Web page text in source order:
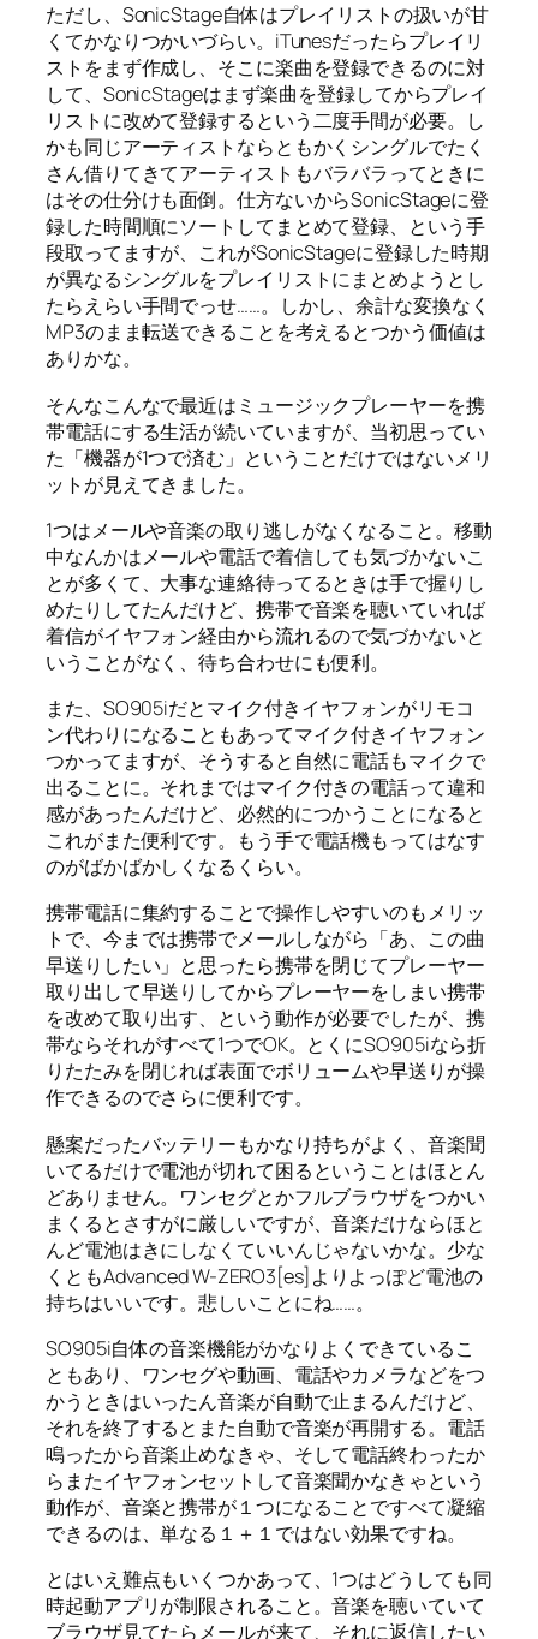
ただし、SonicStage自体はプレイリストの扱いが甘
くてかなりつかいづらい。iTunesだったらプレイリ
ストをまず作成し、そこに楽曲を登録できるのに対
して、SonicStageはまず楽曲を登録してからプレイ
リストに改めて登録するという二度手間が必要。し
かも同じアーティストならともかくシングルでたく
さん借りてきてアーティストもバラバラってときに
はその仕分けも面倒。仕方ないからSonicStageに登
録した時間順にソートしてまとめて登録、という手
段取ってますが、これがSonicStageに登録した時期
が異なるシングルをプレイリストにまとめようとし
たらえらい手間でっせ……。しかし、余計な変換なく
MP3のまま転送できることを考えるとつかう価値は
ありかな。
そんなこんなで最近はミュージックプレーヤーを携
帯電話にする生活が続いていますが、当初思ってい
た「機器が1つで済む」ということだけではないメリ
ットが見えてきました。
1つはメールや音楽の取り逃しがなくなること。移動
中なんかはメールや電話で着信しても気づかないこ
とが多くて、大事な連絡待ってるときは手で握りし
めたりしてたんだけど、携帯で音楽を聴いていれば
着信がイヤフォン経由から流れるので気づかないと
いうことがなく、待ち合わせにも便利。
また、SO905iだとマイク付きイヤフォンがリモコ
ン代わりになることもあってマイク付きイヤフォン
つかってますが、そうすると自然に電話もマイクで
出ることに。それまではマイク付きの電話って違和
感があったんだけど、必然的につかうことになると
これがまた便利です。もう手で電話機もってはなす
のがばかばかしくなるくらい。
携帯電話に集約することで操作しやすいのもメリッ
トで、今までは携帯でメールしながら「あ、この曲
早送りしたい」と思ったら携帯を閉じてプレーヤー
取り出して早送りしてからプレーヤーをしまい携帯
を改めて取り出す、という動作が必要でしたが、携
帯ならそれがすべて1つでOK。とくにSO905iなら折
りたたみを閉じれば表面でボリュームや早送りが操
作できるのでさらに便利です。
懸案だったバッテリーもかなり持ちがよく、音楽聞
いてるだけで電池が切れて困るということはほとん
どありません。ワンセグとかフルブラウザをつかい
まくるとさすがに厳しいですが、音楽だけならほと
んど電池はきにしなくていいんじゃないかな。少な
くともAdvanced W-ZERO3[es]よりよっぽど電池の
持ちはいいです。悲しいことにね……。
SO905i自体の音楽機能がかなりよくできているこ
ともあり、ワンセグや動画、電話やカメラなどをつ
かうときはいったん音楽が自動で止まるんだけど、
それを終了するとまた自動で音楽が再開する。電話
鳴ったから音楽止めなきゃ、そして電話終わったか
らまたイヤフォンセットして音楽聞かなきゃという
動作が、音楽と携帯が１つになることですべて凝縮
できるのは、単なる１＋１ではない効果ですね。
とはいえ難点もいくつかあって、1つはどうしても同
時起動アプリが制限されること。音楽を聴いていて
ブラウザ見てたらメールが来て、それに返信したい